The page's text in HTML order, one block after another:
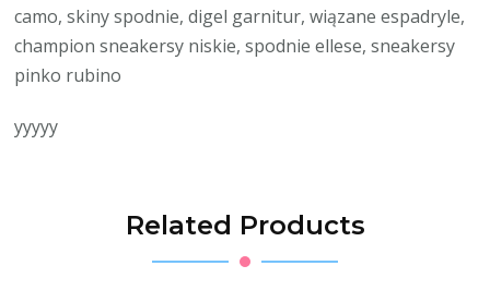
camo, skiny spodnie, digel garnitur, wiązane espadryle,
champion sneakersy niskie, spodnie ellese, sneakersy
pinko rubino
yyyyy
Related Products